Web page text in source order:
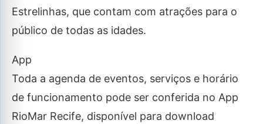
Estrelinhas, que contam com atrações para o
público de todas as idades.
App
Toda a agenda de eventos, serviços e horário
de funcionamento pode ser conferida no App
RioMar Recife, disponível para download